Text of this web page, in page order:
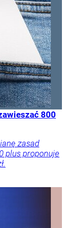
800
zasad
plus proponuje